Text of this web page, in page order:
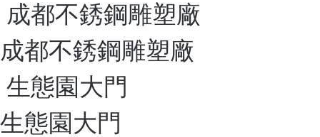
成都不銹鋼雕塑廠
成都不銹鋼雕塑廠
生態園大門
生態園大門